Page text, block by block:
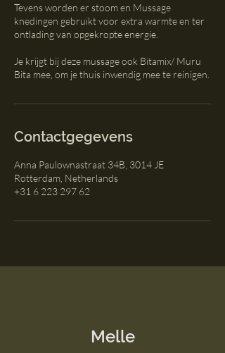
Tevens worden er stoom en Mussage
knedingen gebruikt voor extra warmte en ter
ontlading van opgekropte energie.
Je krijgt bij deze mussage ook Bitamix/ Muru
Bita mee, om je thuis inwendig mee te reinigen.
Contactgegevens
Anna Paulownastraat 34B, 3014 JE
Rotterdam, Netherlands
+31 6 223 297 62
Melle